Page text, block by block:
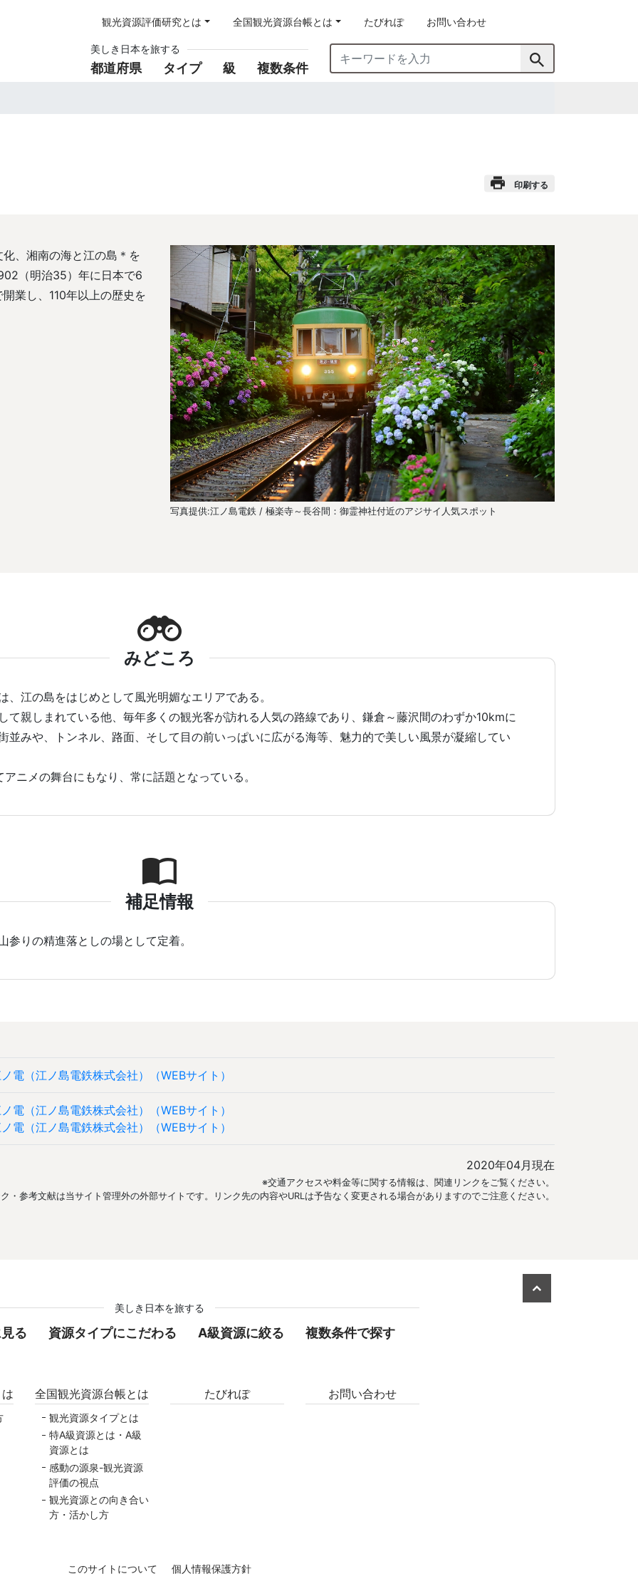
観光資源評価研究とは 全国観光資源台帳とは たびれぽ お問い合わせ
美しき日本を旅する
都道府県 タイプ 級 複数条件
印刷する
写真提供:江ノ島電鉄 / 極楽寺～長谷間：御霊神社付近のアジサイ人気スポット
、湘南の海と江の島＊を
（明治35）年に日本で6
業し、110年以上の歴史を
みどころ
江の島をはじめとして風光明媚なエリアである。
親しまれている他、毎年多くの観光客が訪れる人気の路線であり、鎌倉～藤沢間のわずか10kmに
並みや、トンネル、路面、そして目の前いっぱいに広がる海等、魅力的で美しい風景が凝縮してい
ニメの舞台にもなり、常に話題となっている。
補足情報
参りの精進落としの場として定着。
電（江ノ島電鉄株式会社）（WEBサイト）
電（江ノ島電鉄株式会社）（WEBサイト）
電（江ノ島電鉄株式会社）（WEBサイト）
2020年04月現在
※交通アクセスや料金等に関する情報は、関連リンクをご覧ください。
・参考文献は当サイト管理外の外部サイトです。リンク先の内容やURLは予告なく変更される場合がありますのでご注意ください。
美しき日本を旅する
る 資源タイプにこだわる A級資源に絞る 複数条件で探す
全国観光資源台帳とは
観光資源タイプとは
特A級資源とは・A級
資源とは
感動の源泉-観光資源
評価の視点
観光資源との向き合い
方・活かし方
たびれぽ お問い合わせ
このサイトについて 個人情報保護方針